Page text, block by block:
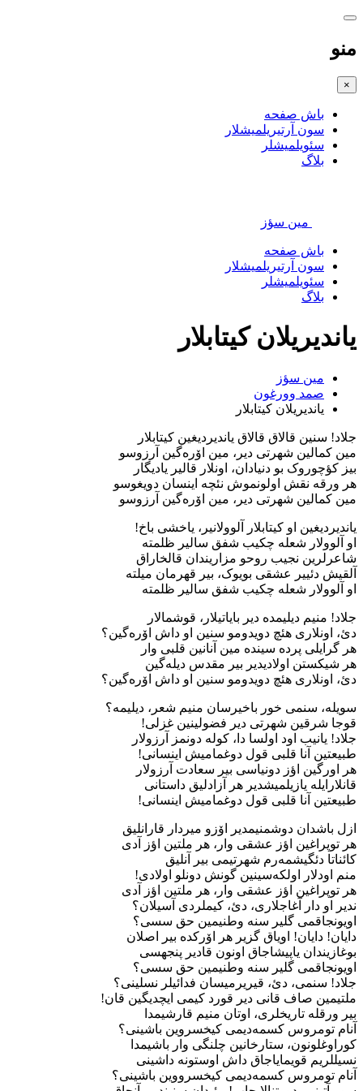
منو
×
باش صفحه
سون آرتیریلمیشلار
سئویلمیشلر
بلاگ
مین سؤز
باش صفحه
سون آرتیریلمیشلار
سئویلمیشلر
بلاگ
یاندیریلان کیتابلار
مین سؤز
صمد وورغون
یاندیریلان کیتابلار
جلاد! سنین قالاق قالاق یاندیردیغین کیتابلار
مین کمالین شهرتی دیر، مین اۆره​​‌گین آرزوسو
بیز کؤچوروک بو دنیادان، اونلار قالیر یادیگار
هر ورقه نقش اولونموش نئچه اینسان دویغوسو
مین کمالین شهرتی دیر، مین اۆره​‌گین آرزوسو
یاندیردیغین او کیتابلار آلوولانیر، یاخشی باخ!
او آلوولار شعله چکیب شفق سالیر ظلمته
شاعرلرین نجیب روحو مزاریندان قالخاراق
آلقیش دئییر عشقی بویوک، بیر قهرمان میلته
او آلوولار شعله چکیب شفق سالیر ظلمته
جلاد! منیم دیلیمده دیر بایاتیلار، قوشمالار
دئ، اونلاری هئچ دویدومو سنین او داش اۆره​‌گین؟
هر گرایلی پرده سینده مین آنانین قلبی وار
هر شیکستن اولادی​دیر بیر مقدس دیله​‌گین
دئ، اونلاری هئچ دویدومو سنین او داش اۆره‌​گین؟
سویله، سنمی خور باخیرسان منیم شعر، دیلیمه؟
قوجا شرقین شهرتی دیر فضولی​نین غزلی!
جلاد! یانیب اود اولسا دا، کوله دونمز آرزولار
طبیعتین آنا قلبی قول دوغمامیش اینسانی!
هر اورگین اؤز دونیاسی بیر سعادت آرزولار
قانلار​ایله یازیلمیشدیر هر آزادلیق داستانی
طبیعتین آنا قلبی قول دوغمامیش اینسانی!
ازل باشدان دوشمنیمدیر اۆزو میردار قارانلیق
هر توپراغین اؤز عشقی وار، هر ملتین اؤز آدی
کائناتا دئگیشمه​‌رم شهرتیمی بیر آنلیق
منم اودلار اولکه​‌سینین گونش دونلو اولادی!
هر توپراغین اؤز عشقی وار، هر ملتین اؤز آدی
ندیر او دار آغاجلاری، دئ، کیملردی آسیلان؟
اویونجاقمی گلیر سنه وطنیمین حق سسی؟
دایان! دایان! اویاق گزیر هر اۆرکده بیر اصلان
بوغازیندان یاپیشاجاق اونون قادیر پنجه​سی
اویونجاقمی گلیر سنه وطنیمین حق سسی؟
جلاد! سنمی، دئ، قیریرمیسان فدائیلر نسلینی؟
ملتیمین صاف قانی دیر قورد کیمی ایچدیگین قان!
بیر ورقله تاریخلری، اوتان منیم قارشیمدا
آنام تومروس کسمه‌​دیمی کیخسروین باشینی؟
کوراوغلونون، ستارخانین چلنگی وار باشیمدا
نسیللریم قویمایا​جاق داش اوستونه داشینی
آنام تومروس کسمه​‌دیمی کیخسرووین باشینی؟